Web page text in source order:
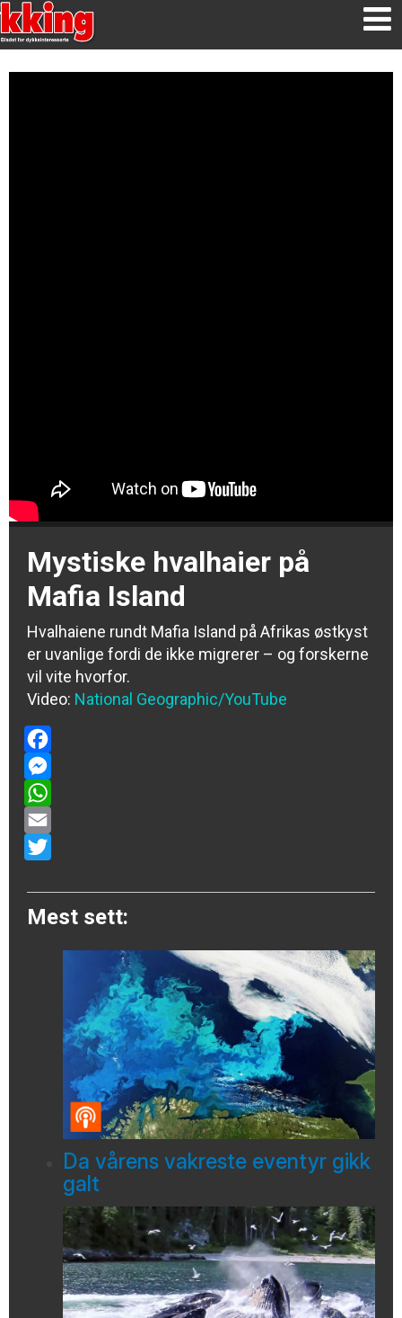
Mystiske hvalhaier på
Mafia Island
Hvalhaiene rundt Mafia Island på Afrikas østkyst
er uvanlige fordi de ikke migrerer – og forskerne
vil vite hvorfor.
Video: National Geographic/YouTube
Facebook
Messenger
WhatsApp
Email
Mest sett:
Da vårens vakreste eventyr gikk
galt